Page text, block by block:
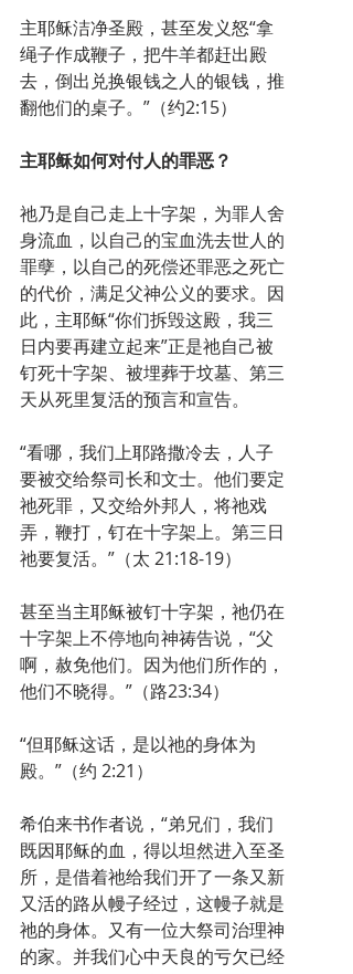
主耶稣洁净圣殿，甚至发义怒“拿
绳子作成鞭子，把牛羊都赶出殿
去，倒出兑换银钱之人的银钱，推
翻他们的桌子。”（约2:15）
主耶稣如何对付人的罪恶？
祂乃是自己走上十字架，为罪人舍
身流血，以自己的宝血洗去世人的
罪孽，以自己的死偿还罪恶之死亡
的代价，满足父神公义的要求。因
此，主耶稣“你们拆毁这殿，我三
日内要再建立起来”正是祂自己被
钉死十字架、被埋葬于坟墓、第三
天从死里复活的预言和宣告。
“看哪，我们上耶路撒冷去，人子
要被交给祭司长和文士。他们要定
祂死罪，又交给外邦人，将祂戏
弄，鞭打，钉在十字架上。第三日
祂要复活。”（太 21:18-19）
甚至当主耶稣被钉十字架，祂仍在
十字架上不停地向神祷告说，“父
啊，赦免他们。因为他们所作的，
他们不晓得。”（路23:34）
“但耶稣这话，是以祂的身体为
殿。”（约 2:21）
希伯来书作者说，“弟兄们，我们
既因耶稣的血，得以坦然进入至圣
所，是借着祂给我们开了一条又新
又活的路从幔子经过，这幔子就是
祂的身体。又有一位大祭司治理神
的家。并我们心中天良的亏欠已经